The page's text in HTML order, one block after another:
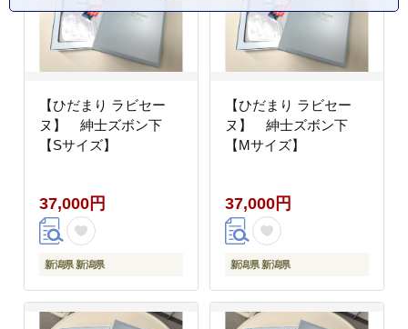
【ひだまり ラビセー
ヌ】 紳士ズボン下
【Sサイズ】
37,000円
新潟県 新潟県
【ひだまり ラビセー
ヌ】 紳士ズボン下
【Mサイズ】
37,000円
新潟県 新潟県